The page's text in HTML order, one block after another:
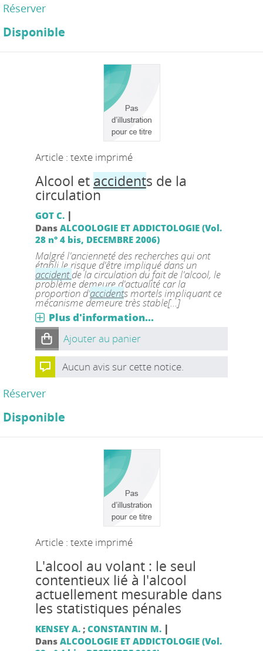
Réserver
Disponible
Article : texte imprimé
Alcool et accidents de la
circulation
GOT C. |
Dans ALCOOLOGIE ET ADDICTOLOGIE (Vol.
28 n° 4 bis, DECEMBRE 2006)
Malgré l'ancienneté des recherches qui ont
établi le risque d'être impliqué dans un
accidentde la circulation du fait de l'alcool, le
problème demeure d'actualité car la
proportion d'accidents mortels impliquant ce
mécanisme demeure très stable[...]
Plus d'information...
Ajouter au panier
Aucun avis sur cette notice.
Réserver
Disponible
Article : texte imprimé
L'alcool au volant : le seul
contentieux lié à l'alcool
actuellement mesurable dans
les statistiques pénales
KENSEY A.; CONSTANTIN M. |
Dans ALCOOLOGIE ET ADDICTOLOGIE (Vol.